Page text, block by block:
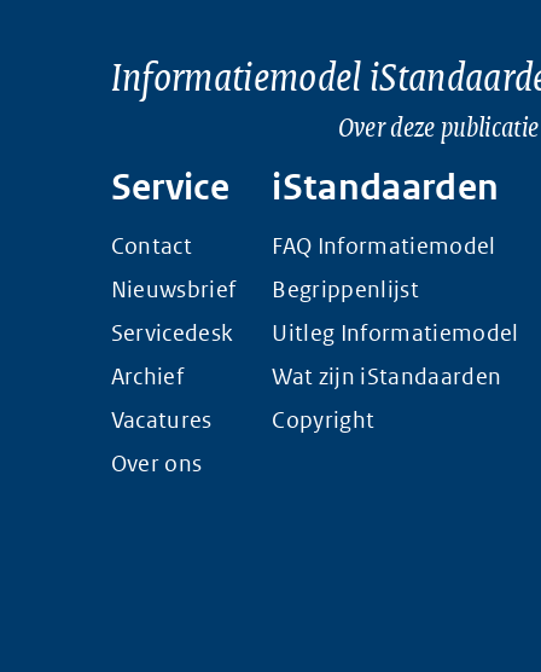
Informatiemodel
Over deze publicatie
Service
Contact
Nieuwsbrief
Servicedesk
Archief
Vacatures
Over ons
iStandaarden
FAQ Informatiemodel
Begrippenlijst
Uitleg Informatiemodel
Wat zijn iStandaarden
Copyright